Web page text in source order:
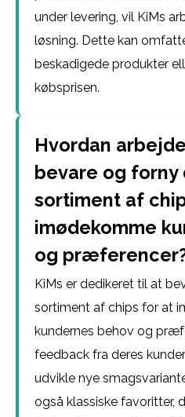
under levering, vil KiMs
løsning. Dette kan
beskadigede produkter
købsprisen.
Hvordan
bevare og forny
sortiment af
imødekomme
og
KiMs er dedikeret til at
sortiment af chips for at
kundernes behov og
feedback fra deres
udvikle nye
også klassiske favoritter,